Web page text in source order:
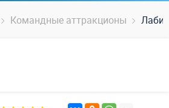
Командные аттракционы